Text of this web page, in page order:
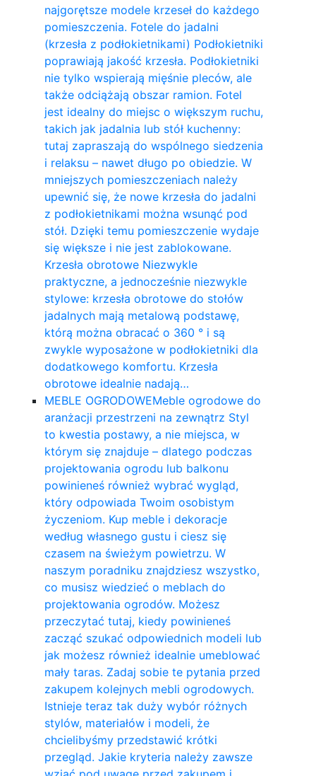
najgorętsze modele krzeseł do każdego
pomieszczenia. Fotele do jadalni
(krzesła z podłokietnikami) Podłokietniki
poprawiają jakość krzesła. Podłokietniki
nie tylko wspierają mięśnie pleców, ale
także odciążają obszar ramion. ​Fotel
jest idealny do miejsc o większym ruchu,
takich jak jadalnia lub stół kuchenny:
tutaj zapraszają do wspólnego siedzenia
i relaksu – nawet długo po obiedzie. W
mniejszych pomieszczeniach należy
upewnić się, że nowe krzesła do jadalni
z podłokietnikami można wsunąć pod
stół. Dzięki temu pomieszczenie wydaje
się większe i nie jest zablokowane.
Krzesła obrotowe Niezwykle
praktyczne, a jednocześnie niezwykle
stylowe: krzesła obrotowe do stołów
jadalnych mają metalową podstawę,
którą można obracać o 360 ° i są
zwykle wyposażone w podłokietniki dla
dodatkowego komfortu. Krzesła
obrotowe idealnie nadają…
MEBLE OGRODOWEMeble ogrodowe do
aranżacji przestrzeni na zewnątrz Styl
to kwestia postawy, a nie miejsca, w
którym się znajduje – dlatego podczas
projektowania ogrodu lub balkonu
powinieneś również wybrać wygląd,
który odpowiada Twoim osobistym
życzeniom. Kup meble i dekoracje
według własnego gustu i ciesz się
czasem na świeżym powietrzu. W
naszym poradniku znajdziesz wszystko,
co musisz wiedzieć o meblach do
projektowania ogrodów. Możesz
przeczytać tutaj, kiedy powinieneś
zacząć szukać odpowiednich modeli lub
jak możesz również idealnie umeblować
mały taras. Zadaj sobie te pytania przed
zakupem kolejnych mebli ogrodowych.
Istnieje teraz tak duży wybór różnych
stylów, materiałów i modeli, że
chcielibyśmy przedstawić krótki
przegląd. Jakie kryteria należy zawsze